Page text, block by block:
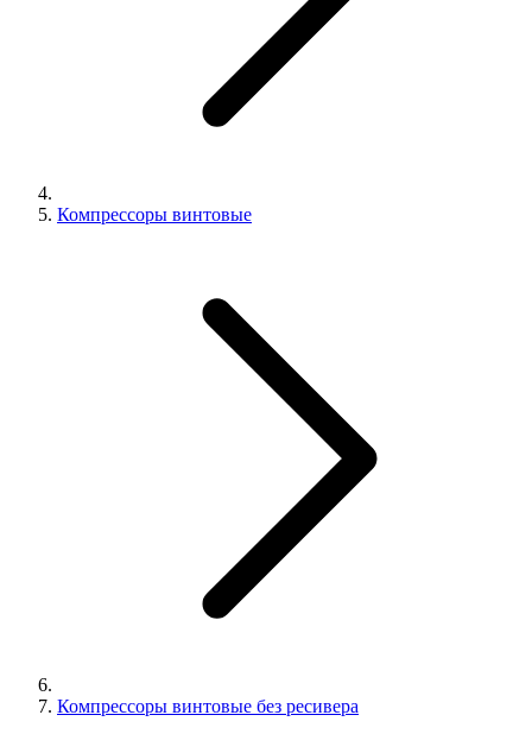
Компрессоры винтовые
Компрессоры винтовые без ресивера